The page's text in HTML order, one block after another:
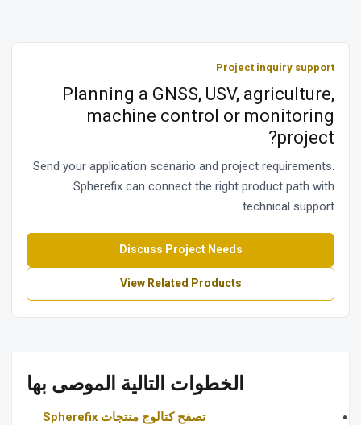
Project inquiry support
Planning a GNSS, USV, agriculture,
machine control or monitoring
project?
Send your application scenario and project requirements.
Spherefix can connect the right product path with
technical support.
Discuss Project Needs
View Related Products
الخطوات التالية الموصى بها
تصفح كتالوج منتجات Spherefix